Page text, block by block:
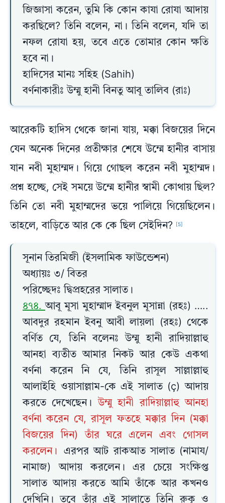
জিজ্ঞাসা করেন, তুমি কি কোন কাযা রোযা আদায়
করছিলে? তিনি বলেন, না। তিনি বলেন, যদি তা
নফল রোযা হয়, তবে এতে তোমার কোন ক্ষতি
হবে না।
হাদিসের মানঃ সহিহ (Sahih)
বর্ণনাকারীঃ উম্মু হানী বিনতু আবূ তালিব (রাঃ)
আরেকটি হাদিস থেকে জানা যায়, মক্কা বিজয়ের দিনে
যেন অনেক দিনের প্রতীক্ষার শেষে উম্মে হানীর বাসায়
যান নবী মুহাম্মদ। গিয়ে গোছল করেন নবী মুহাম্মদ।
প্রশ্ন হচ্ছে, সেই সময়ে উম্মে হানীর স্বামী কোথায় ছিল?
তিনি তো নবী মুহাম্মদের ভয়ে পালিয়ে গিয়েছিলেন।
তাহলে, বাড়িতে আর কে কে ছিল সেইদিন?
[5]
সূনান তিরমিজী (ইসলামিক ফাউন্ডেশন)
অধ্যায়ঃ ৩/ বিতর
পরিচ্ছেদঃ দ্বিপ্রহরের সালাত।
৪৭৪.আবূ মূসা মুহাম্মাদ ইবনুল মূসান্না (রহঃ) …..
আবদুর রহমান ইবনু আবী লায়লা (রহঃ) থেকে
বর্ণিত যে, তিনি বলেনঃ উম্মু হানী রাদিয়াল্লাহু
আনহা ব্যতীত আমার নিকট আর কেউ একথা
বর্ণনা করেন নি যে, তিনি রাসূল সাল্লাল্লাহু
আলাইহি ওয়াসাল্লাম-কে এই সালাত (ç) আদায়
করতে দেখেছেন।উম্মু হানী রাদিয়াল্লাহু আনহা
বর্ণনা করেন যে, রাসূল ফতহে মক্কার দিন (মক্কা
বিজয়ের দিন) তাঁর ঘরে এলেন এবং গোসল
করলেন।
এরপর আট রাকআত সালাত (নামায/
নামাজ) আদায় করলেন। এর চেয়ে সংক্ষিপ্ত
সালাত আদায় করতে আমি তাঁকে আর কখনও
দেখিনি। তবে তাঁর এই সালাতে তিনি রুকূ ও